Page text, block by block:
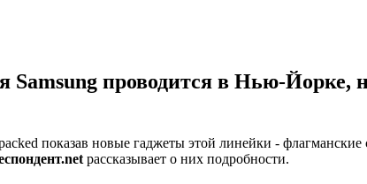
Samsung проводится в Нью-Йорке,
показав новые гаджеты этой линейки -
рассказывает о них подробности.